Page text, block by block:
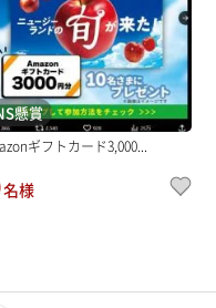
懸賞
ギフトカード3,000...
名様